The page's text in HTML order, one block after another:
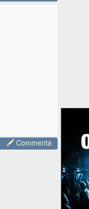
Commenta